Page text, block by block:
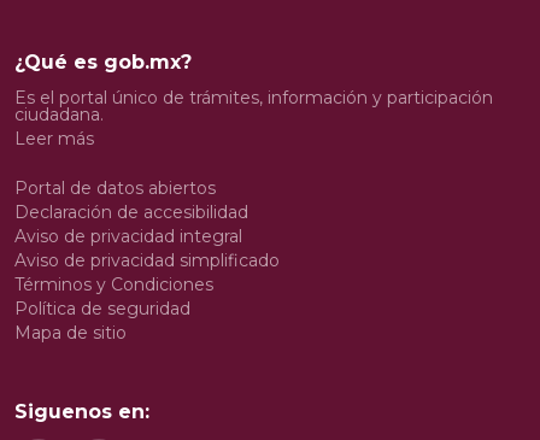
¿Qué es gob.mx?
Es el portal único de trámites, información y participación
ciudadana.
Leer más
Portal de datos abiertos
Declaración de accesibilidad
Aviso de privacidad integral
Aviso de privacidad simplificado
Términos y Condiciones
Política de seguridad
Mapa de sitio
Siguenos en: